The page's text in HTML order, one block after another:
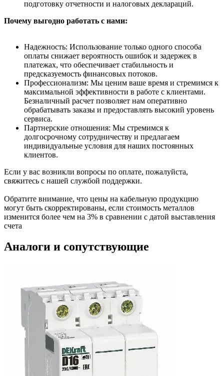
подготовку отчетности и налоговых деклараций.
Почему выгодно работать с нами:
Надежность: Использование только одного способа
оплаты снижает вероятность ошибок и задержек в
платежах, что обеспечивает стабильность и
предсказуемость финансовых потоков.
Профессионализм: Мы ценим ваше время и стремимся к
максимальной эффективности в работе с клиентами.
Безналичный расчет позволяет нам оперативно
обрабатывать заказы и предоставлять высокий уровень
сервиса.
Партнерские отношения: Мы стремимся к
долгосрочному сотрудничеству и предлагаем
индивидуальные условия для наших постоянных
клиентов.
Если у вас возникли вопросы по оплате, пожалуйста,
свяжитесь с нашей службой поддержки.
Обратите внимание, что цены на кабельную продукцию
могут быть скорректированы, если стоимость металлов
изменится более чем на 3% в сравнении с датой выставления
счета
Аналоги и сопутствующие